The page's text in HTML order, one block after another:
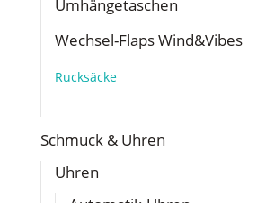
Umhängetaschen
Wechsel-Flaps Wind&Vibes
Rucksäcke
Schmuck & Uhren
Uhren